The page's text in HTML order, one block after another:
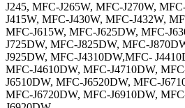
J245, MFC-J265W, MFC-J270W,
J415W, MFC-J430W, MFC-J432W,
MFC-J615W, MFC-J625DW, MFC-
J725DW, MFC-J825DW, MFC-
J925DW, MFC-J4310DW,MFC-
MFC-J4610DW, MFC-J4710DW,
J6510DW, MFC-J6520DW, MFC-
MFC-J6720DW, MFC-J6910DW,